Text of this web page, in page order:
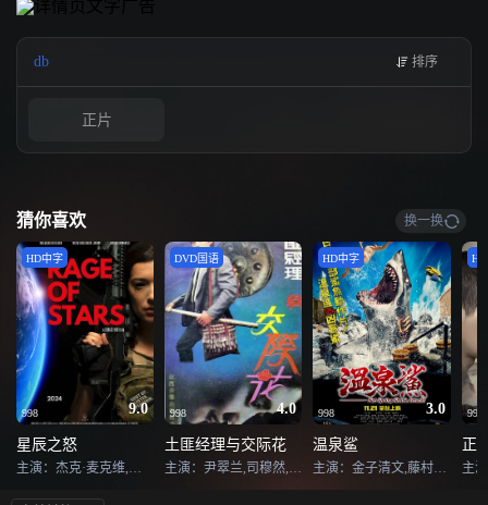
背着行囊来到故交中原（小杉健 饰）位于泰国的古贺道场修行，但是丧妻之痛
道友被人杀害，而凶手作案手法与杀害奈美子的凶手如出一辙。从中原口中得
db 排序
正片
猜你喜欢 换一换
998 9.0
HD中字
星辰之怒
主演：杰克·麦克维,安德里亚·提瓦塔,Elijah Rowen,奥塔尔·萨拉利兹,Weronika Lesiak,Jord Knotter,Malgorzata Klara,Mayu Gralinska-Sakai,Sylwia Sokolowska,Monika Gieron
998 4.0
DVD国语
土匪经理与交际花
主演：尹翠兰,司穆然,周俊,杨晓梅,郑屹,苏永生,高峰,陈玉彪
998 3.0
HD中字
温泉鲨
主演：金子清文,藤村拓矢,中西裕胡,内藤正记,安原寛之,野二紀人
998
正
主